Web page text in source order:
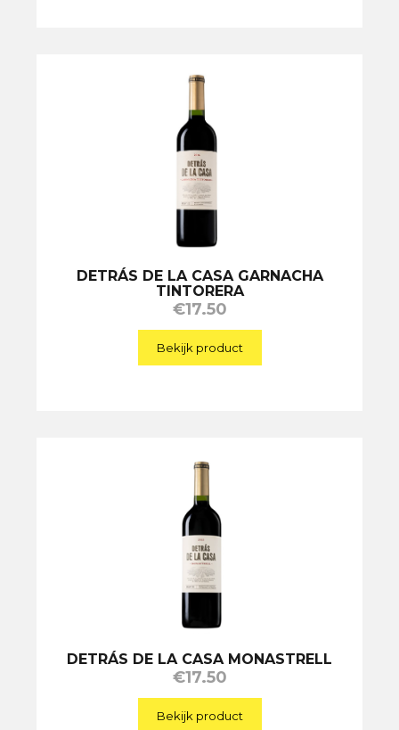
DETRÁS DE LA CASA GARNACHA
TINTORERA
€17.50
Bekijk product
DETRÁS DE LA CASA MONASTRELL
€17.50
Bekijk product